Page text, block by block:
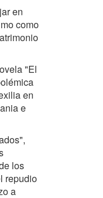
en
como
"El
en
e
los
repudio
a